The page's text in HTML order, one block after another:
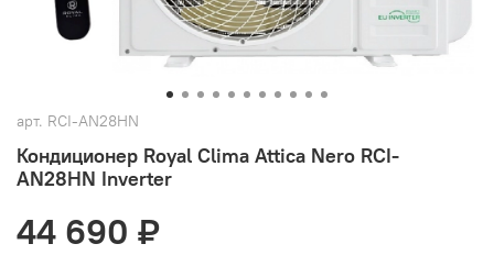
арт. RCI-AN28HN
Кондиционер Royal Clima Attica Nero RCI-
AN28HN Inverter
44 690 ₽